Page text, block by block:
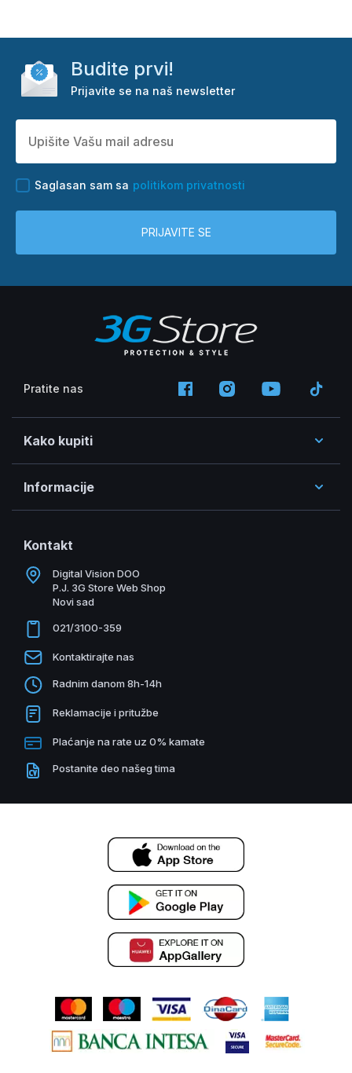
Budite prvi!
Prijavite se na naš newsletter
Saglasan sam sa politikom privatnosti
PRIJAVITE SE
Pratite nas
Kako kupiti
Informacije
Kontakt
Digital Vision DOO
P.J. 3G Store Web Shop
Novi sad
021/3100-359
Kontaktirajte nas
Radnim danom 8h-14h
Reklamacije i pritužbe
Plaćanje na rate uz 0% kamate
Postanite deo našeg tima